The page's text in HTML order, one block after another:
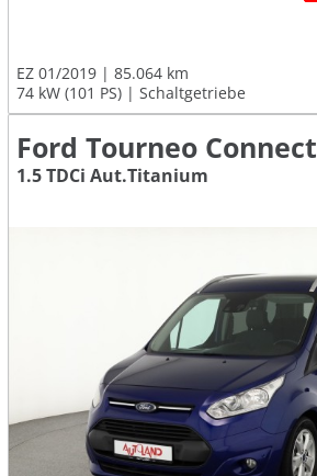
EZ 01/2019
85.064 km
74 kW (101 PS)
Schaltgetriebe
Ford Tourneo Connect
1.5 TDCi Aut.Titanium